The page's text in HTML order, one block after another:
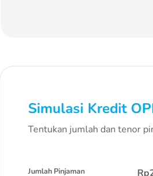
Simulasi Kredit
Tentukan jumlah dan tenor
Jumlah Pinjaman